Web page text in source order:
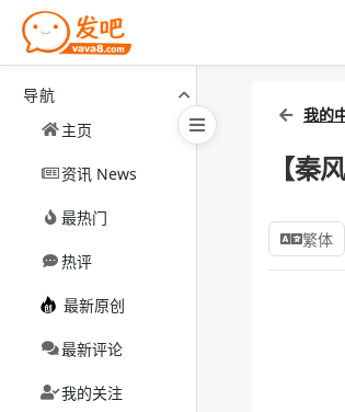
导航
主页
资讯 News
最热门
热评
最新原创
最新评论
我的关注
我的
【秦
繁体